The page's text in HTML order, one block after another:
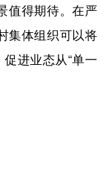
得期待。在严
集体组织可以将
进业态从“单一